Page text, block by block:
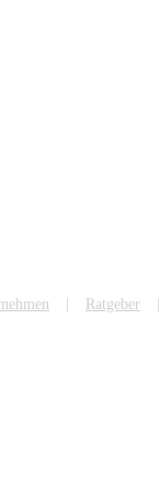
Ratgeber